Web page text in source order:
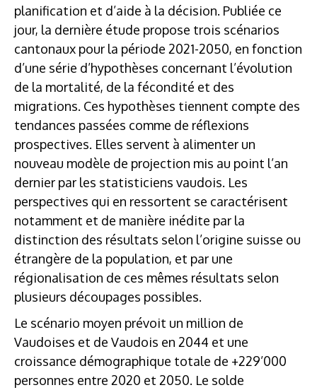
planification et d’aide à la décision. Publiée ce
jour, la dernière étude propose trois scénarios
cantonaux pour la période 2021-2050, en fonction
d’une série d’hypothèses concernant l’évolution
de la mortalité, de la fécondité et des
migrations. Ces hypothèses tiennent compte des
tendances passées comme de réflexions
prospectives. Elles servent à alimenter un
nouveau modèle de projection mis au point l’an
dernier par les statisticiens vaudois. Les
perspectives qui en ressortent se caractérisent
notamment et de manière inédite par la
distinction des résultats selon l’origine suisse ou
étrangère de la population, et par une
régionalisation de ces mêmes résultats selon
plusieurs découpages possibles.
Le scénario moyen prévoit un million de
Vaudoises et de Vaudois en 2044 et une
croissance démographique totale de +229’000
personnes entre 2020 et 2050. Le solde